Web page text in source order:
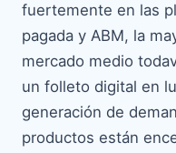
fuertemente en las
pagada y ABM, la
mercado medio
un folleto digital en
generación de
productos están